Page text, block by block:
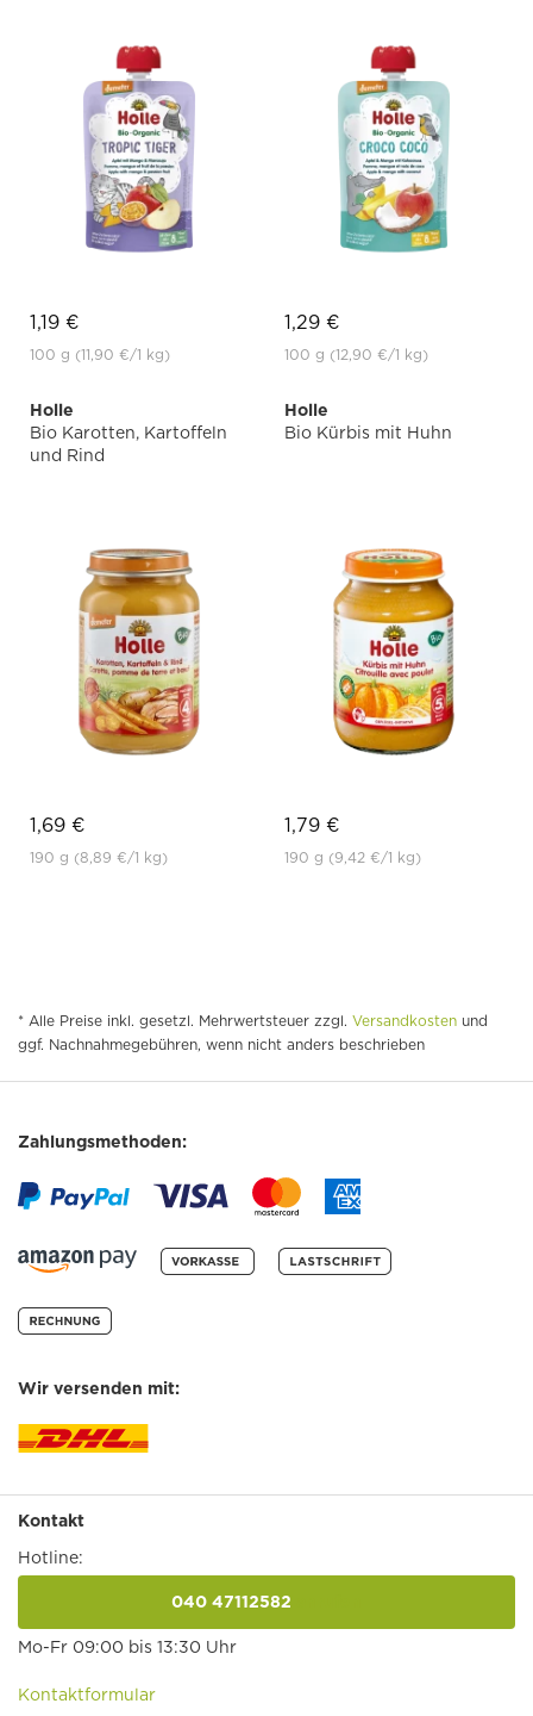
1,19 €
100 g (11,90 €/1 kg)
1,29 €
100 g (12,90 €/1 kg)
Holle
Bio Karotten, Kartoffeln
und Rind
1,69 €
190 g (8,89 €/1 kg)
Holle
Bio Kürbis mit Huhn
1,79 €
190 g (9,42 €/1 kg)
* Alle Preise inkl. gesetzl. Mehrwertsteuer zzgl. Versandkosten und
ggf. Nachnahmegebühren, wenn nicht anders beschrieben
Zahlungsmethoden:
Wir versenden mit:
Kontakt
Hotline:
040 47112582
Mo-Fr 09:00 bis 13:30 Uhr
Kontaktformular